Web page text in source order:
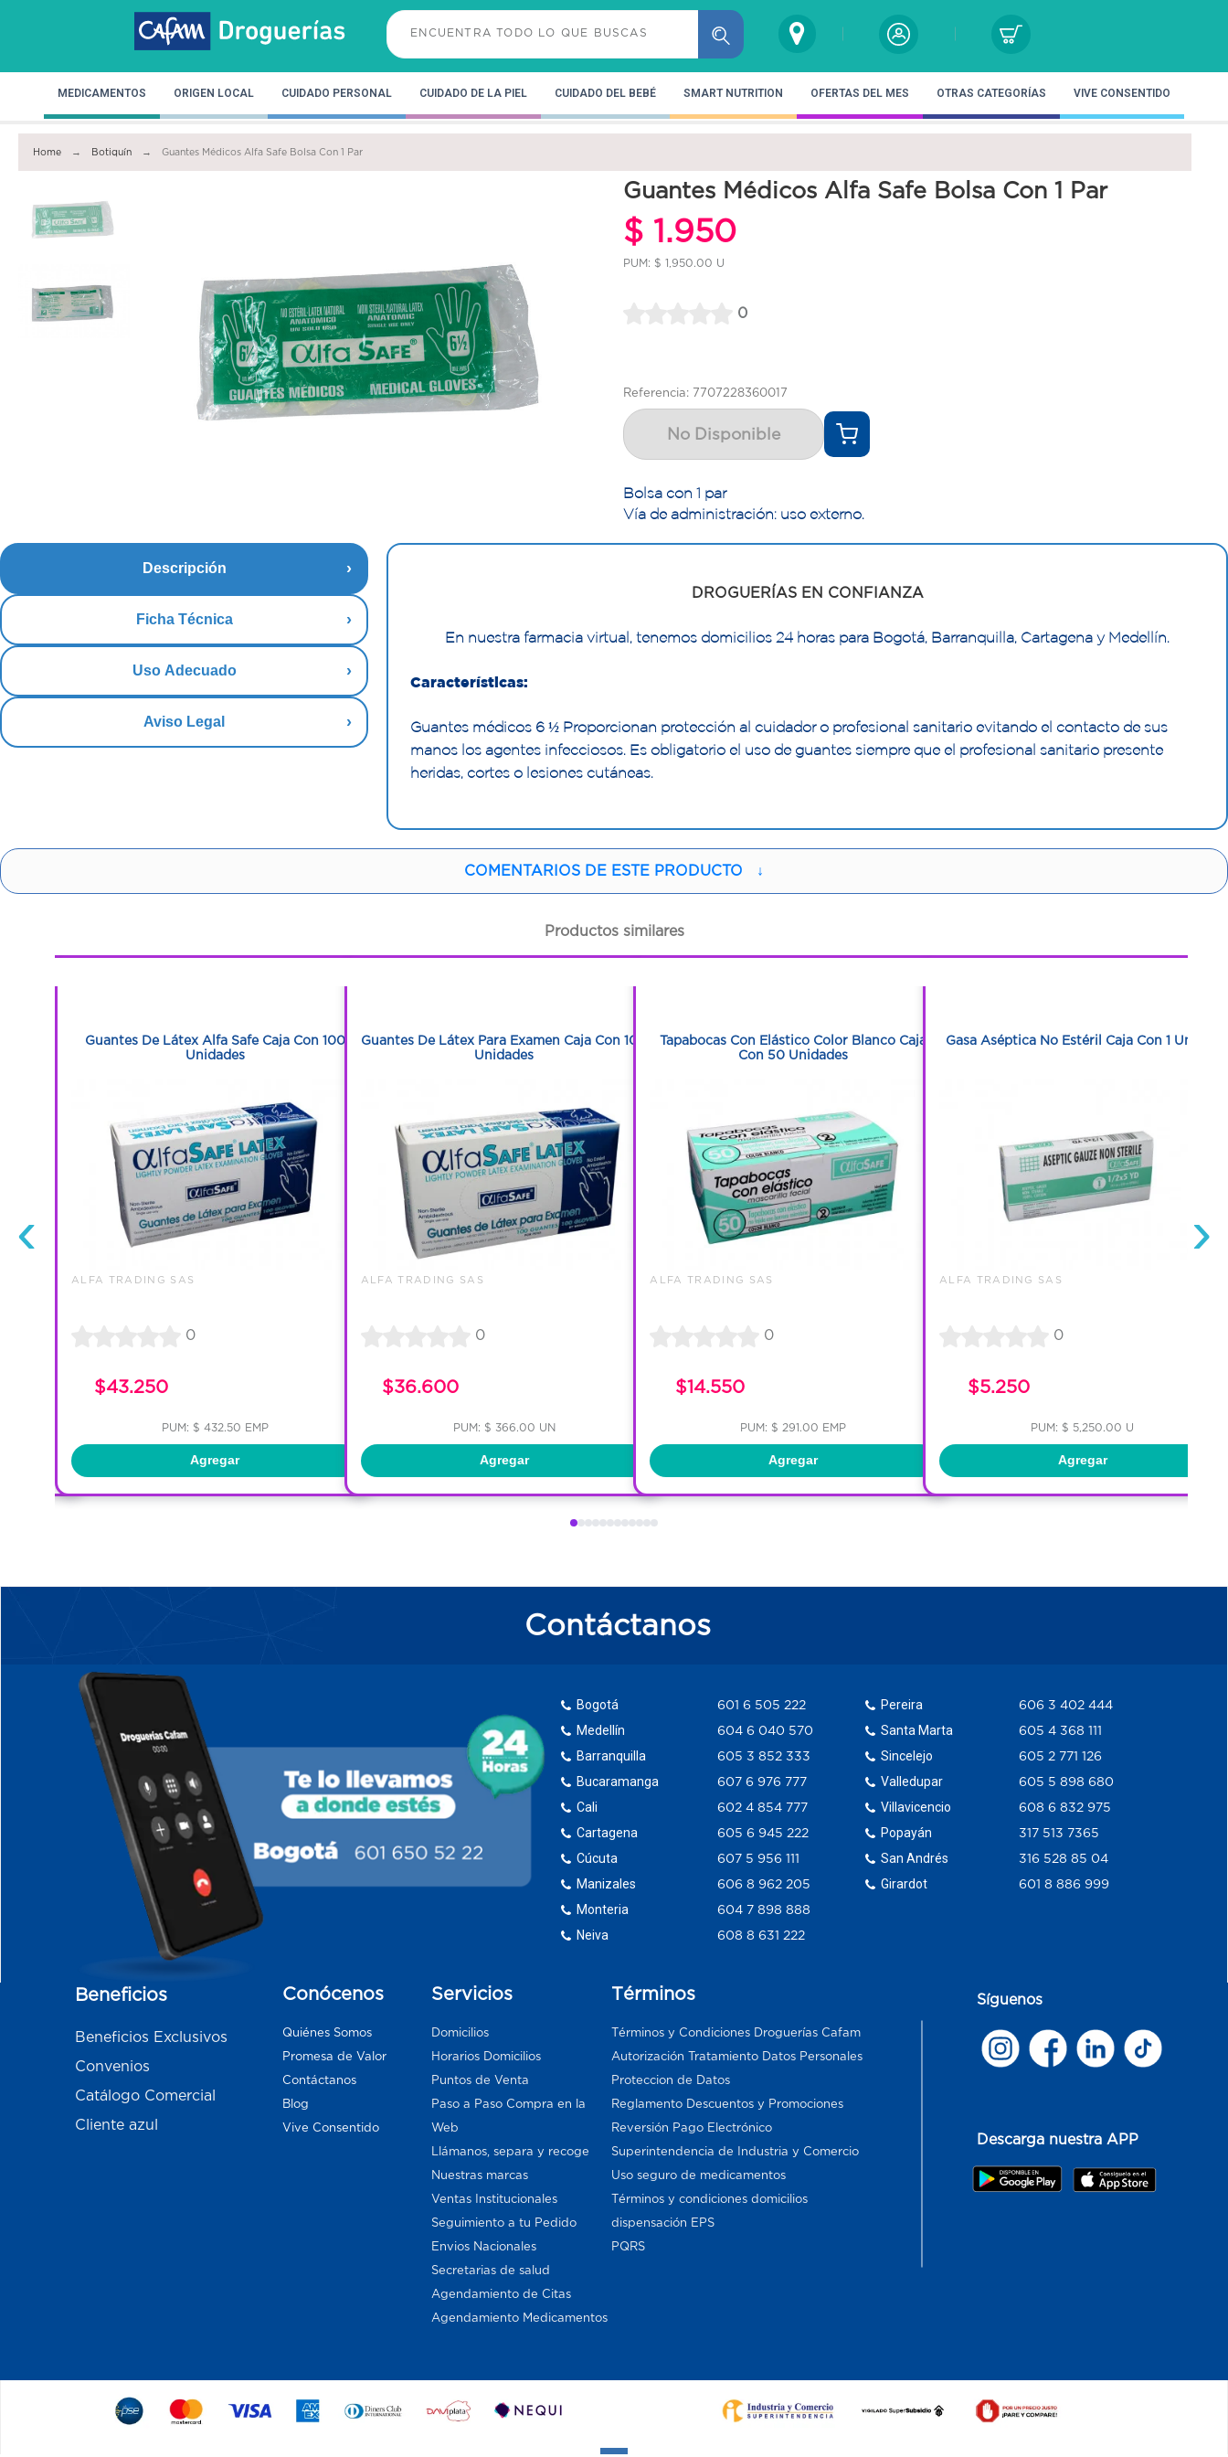
MEDICAMENTOS ORIGEN LOCAL CUIDADO PERSONAL CUIDADO DE LA PIEL CUIDADO DEL BEBÉ SMART NUTRITION OFERTAS DEL MES OTRAS CATEGORÍAS VIVE CONSENTIDO
Home Botiquín Guantes Médicos Alfa Safe Bolsa Con 1 Par
Guantes Médicos Alfa Safe Bolsa Con 1 Par
$ 1.950
PUM: $ 1,950.00 U
0
Referencia: 7707228360017
No Disponible
Bolsa con 1 par
Vía de administración: uso externo.
Descripción
Ficha Técnica
Uso Adecuado
Aviso Legal
DROGUERÍAS EN CONFIANZA
En nuestra farmacia virtual, tenemos domicilios 24 horas para Bogotá, Barranquilla, Cartagena y Medellín.
Características:
Guantes médicos 6 ½ Proporcionan protección al cuidador o profesional sanitario evitando el contacto de sus
manos los agentes infecciosos. Es obligatorio el uso de guantes siempre que el profesional sanitario presente
heridas, cortes o lesiones cutáneas.
COMENTARIOS DE ESTE PRODUCTO ↓
Productos similares
‹
Guantes De Látex Alfa Safe Caja Con 100
Unidades
ALFA TRADING SAS
0
$43.250
PUM: $ 432.50 EMP
Agregar
Guantes De Látex Para Examen Caja Con 100
Unidades
ALFA TRADING SAS
0
$36.600
PUM: $ 366.00 UN
Agregar
Tapabocas Con Elástico Color Blanco Caja
Con 50 Unidades
ALFA TRADING SAS
0
$14.550
PUM: $ 291.00 EMP
Agregar
Gasa Aséptica No Estéril Caja Con 1 Unidad
ALFA TRADING SAS
0
$5.250
PUM: $ 5,250.00 U
Agregar
›
Contáctanos
Bogotá
Medellín
Barranquilla
Bucaramanga
Cali
Cartagena
Cúcuta
Manizales
Monteria
Neiva
601 6 505 222
604 6 040 570
605 3 852 333
607 6 976 777
602 4 854 777
605 6 945 222
607 5 956 111
606 8 962 205
604 7 898 888
608 8 631 222
Pereira
Santa Marta
Sincelejo
Valledupar
Villavicencio
Popayán
San Andrés
Girardot
606 3 402 444
605 4 368 111
605 2 771 126
605 5 898 680
608 6 832 975
317 513 7365
316 528 85 04
601 8 886 999
Beneficios
Beneficios Exclusivos
Convenios
Catálogo Comercial
Cliente azul
Conócenos
Quiénes Somos
Promesa de Valor
Contáctanos
Blog
Vive Consentido
Servicios
Domicilios
Horarios Domicilios
Puntos de Venta
Paso a Paso Compra en la
Web
Llámanos, separa y recoge
Nuestras marcas
Ventas Institucionales
Seguimiento a tu Pedido
Envios Nacionales
Secretarias de salud
Agendamiento de Citas
Agendamiento Medicamentos
Términos
Términos y Condiciones Droguerías Cafam
Autorización Tratamiento Datos Personales
Proteccion de Datos
Reglamento Descuentos y Promociones
Reversión Pago Electrónico
Superintendencia de Industria y Comercio
Uso seguro de medicamentos
Términos y condiciones domicilios
dispensación EPS
PQRS
Síguenos
Descarga nuestra APP